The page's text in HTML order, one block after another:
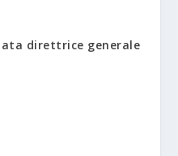
direttrice generale